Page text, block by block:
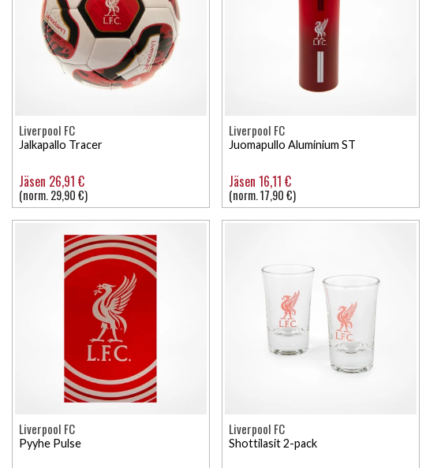
Liverpool FC
Jalkapallo Tracer
Jäsen 26,91 €
(norm. 29,90 €)
Liverpool FC
Juomapullo Aluminium ST
Jäsen 16,11 €
(norm. 17,90 €)
Liverpool FC
Pyyhe Pulse
Liverpool FC
Shottilasit 2-pack